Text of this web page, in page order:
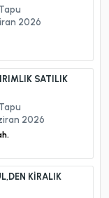
2026
SATILIK
2026
KİRALIK